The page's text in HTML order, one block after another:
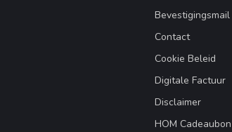
Bevestigingsmail
Contact
Cookie Beleid
Digitale Factuur
Disclaimer
HOM Cadeaubon